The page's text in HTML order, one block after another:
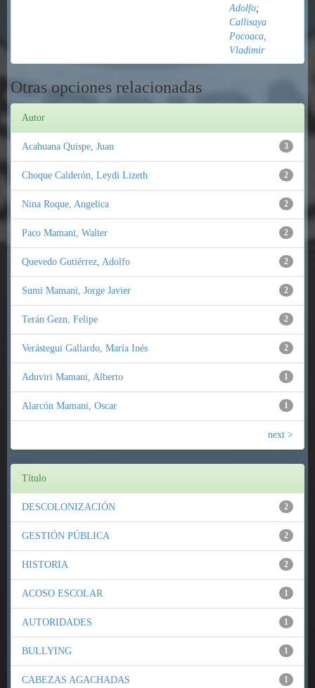
Adolfo;
Callisaya
Pocoaca,
Vladimir
Otras opciones relacionadas
Autor
3
Acahuana Quispe, Juan
2
Choque Calderón, Leydi Lizeth
2
Nina Roque, Angelica
2
Paco Mamani, Walter
2
Quevedo Gutiérrez, Adolfo
2
Sumi Mamani, Jorge Javier
2
Terán Gezn, Felipe
2
Verástegui Gallardo, María Inés
1
Aduviri Mamani, Alberto
1
Alarcón Mamani, Oscar
next >
Título
2
DESCOLONIZACIÓN
2
GESTIÓN PÚBLICA
2
HISTORIA
1
ACOSO ESCOLAR
1
AUTORIDADES
1
BULLYING
1
CABEZAS AGACHADAS